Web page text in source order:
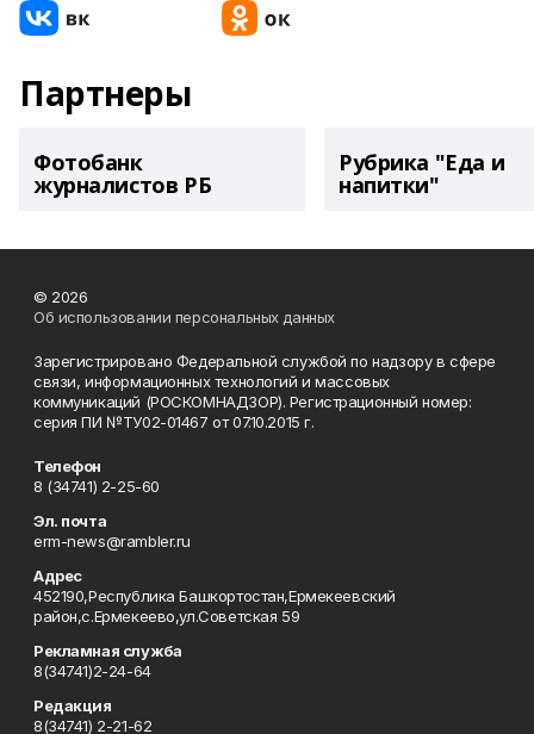
Партнеры
Фотобанк
журналистов РБ
Рубрика "Еда и
напитки"
© 2026
Об использовании персональных данных
Зарегистрировано Федеральной службой по надзору в сфере
связи, информационных технологий и массовых
коммуникаций (РОСКОМНАДЗОР). Регистрационный номер:
серия ПИ №ТУ02-01467 от 07.10.2015 г.
Телефон
8 (34741) 2-25-60
Эл. почта
erm-news@rambler.ru
Адрес
452190,Республика Башкортостан,Ермекеевский
район,с.Ермекеево,ул.Советская 59
Рекламная служба
8(34741)2-24-64
Редакция
8(34741) 2-21-62